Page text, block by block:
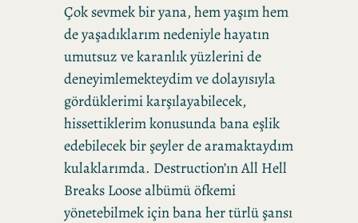
Çok sevmek bir yana, hem yaşım hem
de yaşadıklarım nedeniyle hayatın
umutsuz ve karanlık yüzlerini de
deneyimlemekteydim ve dolayısıyla
gördüklerimi karşılayabilecek,
hissettiklerim konusunda bana eşlik
edebilecek bir şeyler de aramaktaydım
kulaklarımda. Destruction’ın All Hell
Breaks Loose albümü öfkemi
yönetebilmek için bana her türlü şansı